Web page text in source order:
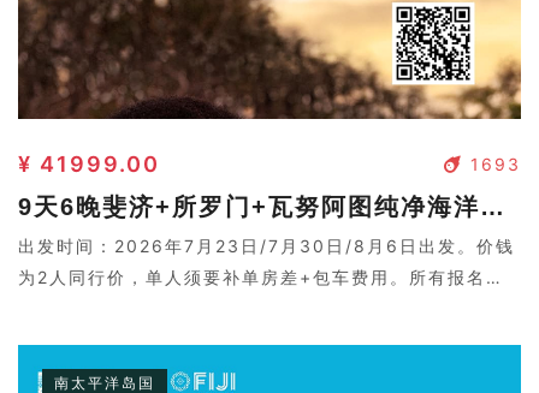
1693
¥ 41999.00
9天6晚斐济+所罗门+瓦努阿图纯净海洋三国联游（香港起止）
出发时间：2026年7月23日/7月30日/8月6日出发。价钱
为2人同行价，单人须要补单房差+包车费用。所有报名需
南太平洋岛国